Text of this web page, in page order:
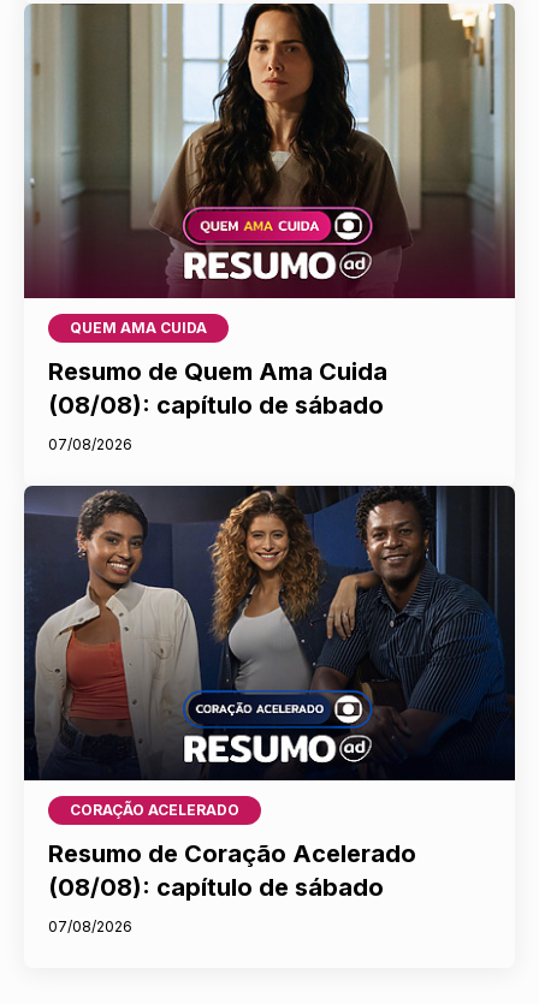
QUEM AMA CUIDA
Resumo de Quem Ama Cuida
(08/08): capítulo de sábado
07/08/2026
CORAÇÃO ACELERADO
Resumo de Coração Acelerado
(08/08): capítulo de sábado
07/08/2026